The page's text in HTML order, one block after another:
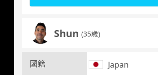
Shun (35歳)
國籍 Japan